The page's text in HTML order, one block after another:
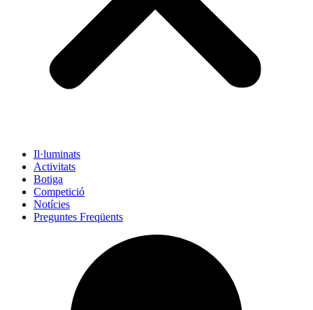
Il·luminats
Activitats
Botiga
Competició
Notícies
Preguntes Freqüents